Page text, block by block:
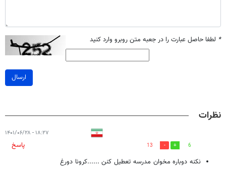
* لطفا حاصل عبارت را در جعبه متن روبرو وارد کنید
ارسال
نظرات
۱۸:۲۷ - ۱۴۰۱/۰۶/۲۸
6
13
پاسخ
نکنه دوباره مخوان مدرسه تعطیل کنن ......کرونا دورغ